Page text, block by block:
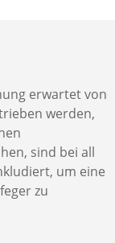
erwartet von
werden,
sind bei all
um eine
zu